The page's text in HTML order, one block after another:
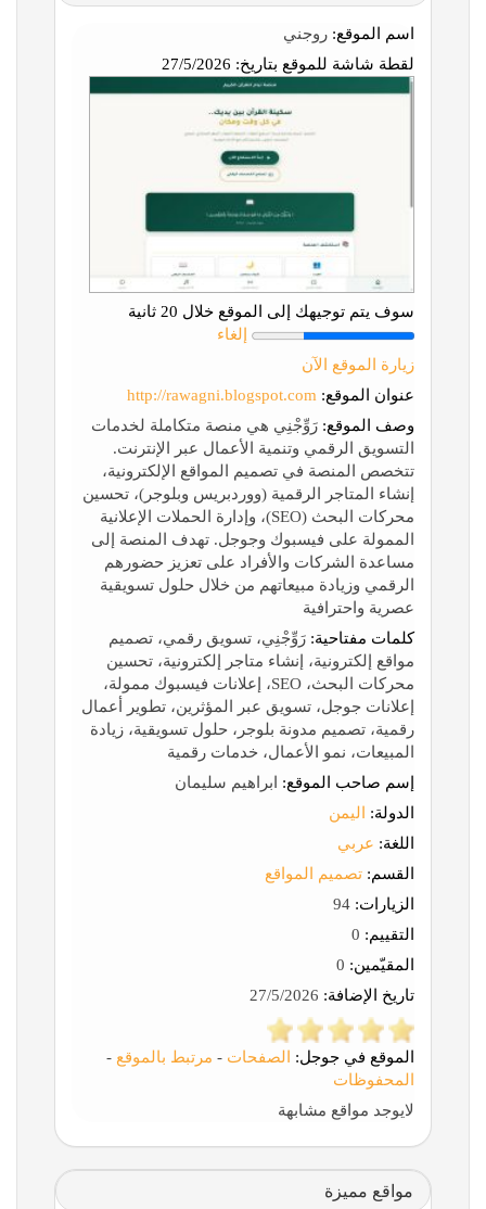
اسم الموقع: روجني
لقطة شاشة للموقع بتاريخ:
سوف يتم توجيهك إلى الموقع خلال 20 ثانية
إلغاء
زيارة الموقع الآن
عنوان الموقع: http://rawagni.blogspot.com
وصف الموقع: رَوِّجْنِي هي منصة متكاملة لخدمات
التسويق الرقمي وتنمية الأعمال عبر الإنترنت.
تتخصص المنصة في تصميم المواقع الإلكترونية،
إنشاء المتاجر الرقمية (ووردبريس وبلوجر)، تحسين
محركات البحث (SEO)، وإدارة الحملات الإعلانية
الممولة على فيسبوك وجوجل. تهدف المنصة إلى
مساعدة الشركات والأفراد على تعزيز حضورهم
الرقمي وزيادة مبيعاتهم من خلال حلول تسويقية
عصرية واحترافية
كلمات مفتاحية: رَوِّجْنِي، تسويق رقمي، تصميم
مواقع إلكترونية، إنشاء متاجر إلكترونية، تحسين
محركات البحث، SEO، إعلانات فيسبوك ممولة،
إعلانات جوجل، تسويق عبر المؤثرين، تطوير أعمال
رقمية، تصميم مدونة بلوجر، حلول تسويقية، زيادة
المبيعات، نمو الأعمال، خدمات رقمية
إسم صاحب الموقع: ابراهيم سليمان
الدولة:
اليمن
اللغة: عربي
القسم: تصميم المواقع
الزيارات:
التقييم:
المقيّمين:
تاريخ الإضافة:
الموقع في جوجل: الصفحات - مرتبط بالموقع -
المحفوظات
لايوجد مواقع مشابهة
مواقع مميزة